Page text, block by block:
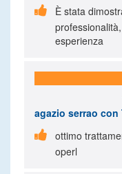

È stata
esperienza
agazio serrao con
 ottimo
operl